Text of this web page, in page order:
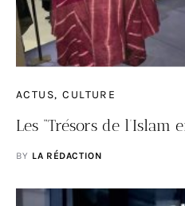
ACTUS CULTURE
Les “Trésors de l’Islam
BY LA RÉDACTION